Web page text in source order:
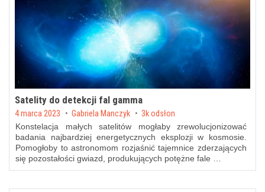
Satelity do detekcji fal gamma
Posted on
4 marca 2023 byGabriela Manczyk 3k odsłon
Konstelacja małych satelitów mogłaby zrewolucjonizować
badania najbardziej energetycznych eksplozji w kosmosie.
Pomogłoby to astronomom rozjaśnić tajemnice zderzających
się pozostałości gwiazd, produkujących potężne fale …